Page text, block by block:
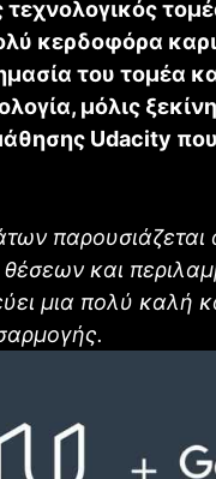
τεχνολογικός
κερδοφόρα
του τομέα
μόλις
Udacity
και
μια πολύ καλή